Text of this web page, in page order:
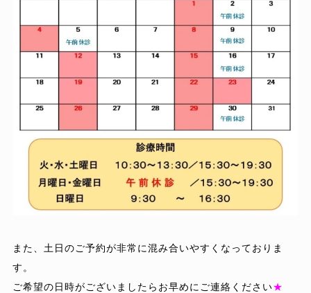
また、土日のご予約が非常に混み合いやすくなっておりま
す。
ご希望の日時がございましたらお早めにご連絡ください★